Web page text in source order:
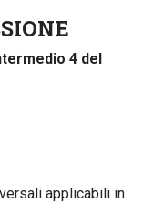
4 del
applicabili in